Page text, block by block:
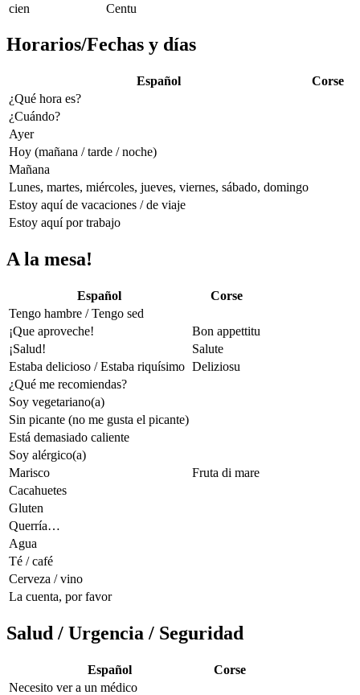
cien
Centu
Horarios/Fechas y días
Español
Corse
¿Qué hora es?
¿Cuándo?
Ayer
Hoy (mañana / tarde / noche)
Mañana
Lunes, martes, miércoles, jueves, viernes, sábado, domingo
Estoy aquí de vacaciones / de viaje
Estoy aquí por trabajo
A la mesa!
Español
Corse
Tengo hambre / Tengo sed
¡Que aproveche!
Bon appettitu
¡Salud!
Salute
Estaba delicioso / Estaba riquísimo Deliziosu
¿Qué me recomiendas?
Soy vegetariano(a)
Sin picante (no me gusta el picante)
Está demasiado caliente
Soy alérgico(a)
Marisco
Fruta di mare
Cacahuetes
Gluten
Querría…
Agua
Té / café
Cerveza / vino
La cuenta, por favor
Salud / Urgencia / Seguridad
Español
Corse
Necesito ver a un médico